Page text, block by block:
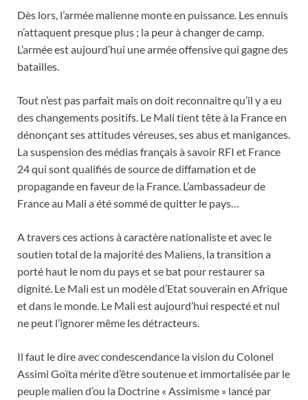
Dès lors, l’armée malienne monte en puissance. Les ennuis
n’attaquent presque plus ; la peur à changer de camp.
L’armée est aujourd’hui une armée offensive qui gagne des
batailles.
Tout n’est pas parfait mais on doit reconnaitre qu’il y a eu
des changements positifs. Le Mali tient tête à la France en
dénonçant ses attitudes véreuses, ses abus et manigances.
La suspension des médias français à savoir RFI et France
24 qui sont qualifiés de source de diffamation et de
propagande en faveur de la France. L’ambassadeur de
France au Mali a été sommé de quitter le pays…
A travers ces actions à caractère nationaliste et avec le
soutien total de la majorité des Maliens, la transition a
porté haut le nom du pays et se bat pour restaurer sa
dignité. Le Mali est un modèle d’Etat souverain en Afrique
et dans le monde. Le Mali est aujourd’hui respecté et nul
ne peut l’ignorer même les détracteurs.
Il faut le dire avec condescendance la vision du Colonel
Assimi Goïta mérite d’être soutenue et immortalisée par le
peuple malien d’ou la Doctrine « Assimisme » lancé par